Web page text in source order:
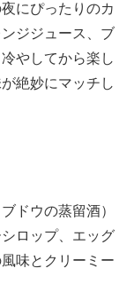
にぴったりのカ
ジジュース、ブ
やしてから楽し
絶妙にマッチし
ドウの蒸留酒）
ロップ、エッグ
味とクリーミー